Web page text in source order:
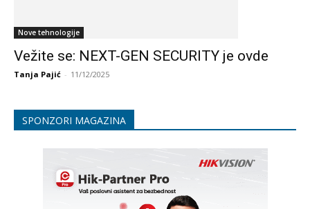
Nove tehnologije
Vežite se: NEXT-GEN SECURITY je ovde
Tanja Pajić - 11/12/2025
SPONZORI MAGAZINA